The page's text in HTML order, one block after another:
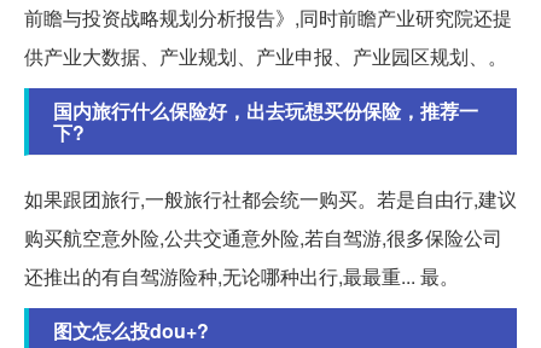
前瞻与投资战略规划分析报告》,同时前瞻产业研究院还提
供产业大数据、产业规划、产业申报、产业园区规划、。
国内旅行什么保险好，出去玩想买份保险，推荐一
下?
如果跟团旅行,一般旅行社都会统一购买。若是自由行,建议
购买航空意外险,公共交通意外险,若自驾游,很多保险公司
还推出的有自驾游险种,无论哪种出行,最最重... 最。
图文怎么投dou+?